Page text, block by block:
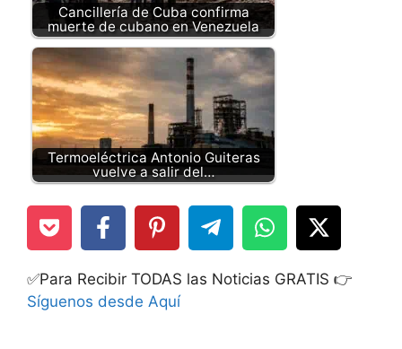
Cancillería de Cuba confirma
muerte de cubano en Venezuela
Termoeléctrica Antonio Guiteras
vuelve a salir del…
✅Para Recibir TODAS las Noticias GRATIS 👉
Síguenos desde Aquí